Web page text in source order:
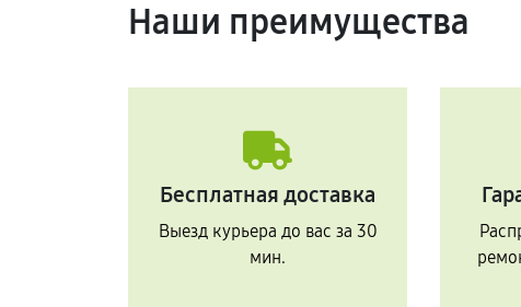
Наши преимущества
Бесплатная доставка
Выезд курьера до вас за 30
мин.